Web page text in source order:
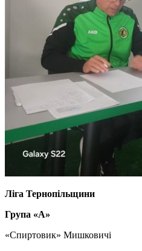
Ліга Тернопільщини
Група «А»
«Спиртовик» Мишковичі